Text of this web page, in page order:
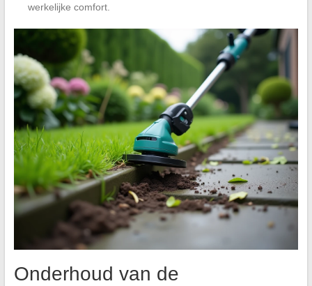
werkelijke comfort.
Onderhoud van de